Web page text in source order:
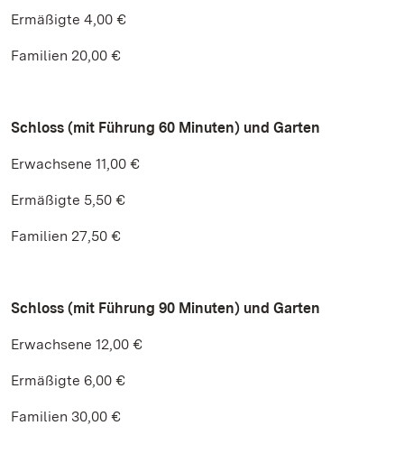
Ermäßigte 4,00 €
Familien 20,00 €
Schloss (mit Führung 60 Minuten) und Garten
Erwachsene 11,00 €
Ermäßigte 5,50 €
Familien 27,50 €
Schloss (mit Führung 90 Minuten) und Garten
Erwachsene 12,00 €
Ermäßigte 6,00 €
Familien 30,00 €